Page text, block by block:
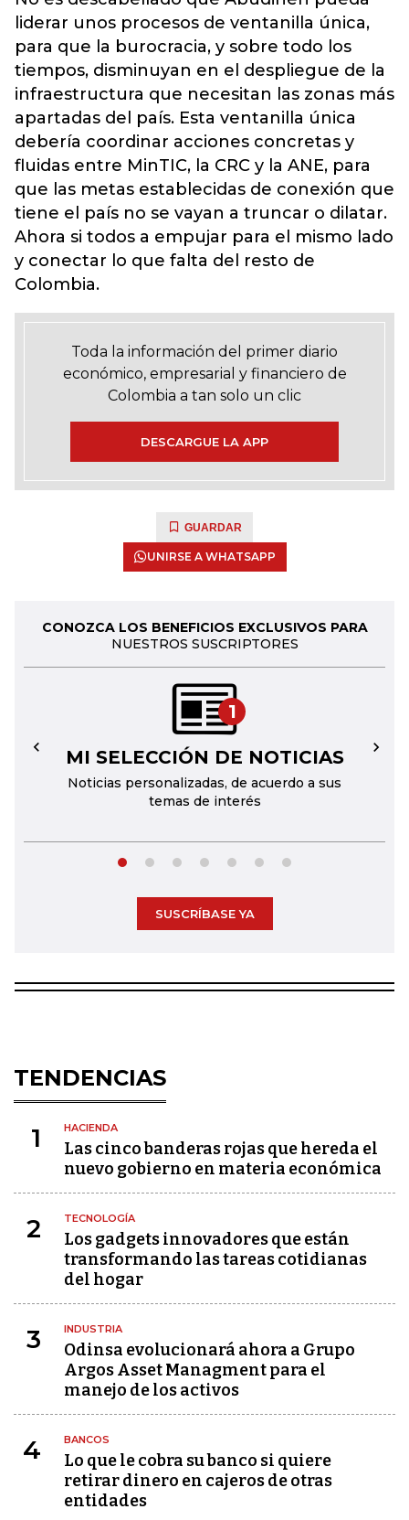
liderar unos procesos de ventanilla única,
para que la burocracia, y sobre todo los
tiempos, disminuyan en el despliegue de la
infraestructura que necesitan las zonas más
apartadas del país. Esta ventanilla única
debería coordinar acciones concretas y
fluidas entre MinTIC, la CRC y la ANE, para
que las metas establecidas de conexión que
tiene el país no se vayan a truncar o dilatar.
Ahora si todos a empujar para el mismo lado
y conectar lo que falta del resto de
Colombia.
Toda la información del primer diario
económico, empresarial y financiero de
Colombia a tan solo un clic
DESCARGUE LA APP
GUARDAR
UNIRSE A WHATSAPP
CONOZCA LOS BENEFICIOS EXCLUSIVOS PARA
NUESTROS SUSCRIPTORES
1
MI SELECCIÓN DE NOTICIAS
Noticias personalizadas, de acuerdo a sus
temas de interés
← →
SUSCRÍBASE YA
TENDENCIAS
1 HACIENDA
Las cinco banderas rojas que hereda el
nuevo gobierno en materia económica
2 TECNOLOGÍA
Los gadgets innovadores que están
transformando las tareas cotidianas
del hogar
3 INDUSTRIA
Odinsa evolucionará ahora a Grupo
Argos Asset Managment para el
manejo de los activos
4 BANCOS
Lo que le cobra su banco si quiere
retirar dinero en cajeros de otras
entidades